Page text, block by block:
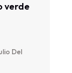
verde
Del